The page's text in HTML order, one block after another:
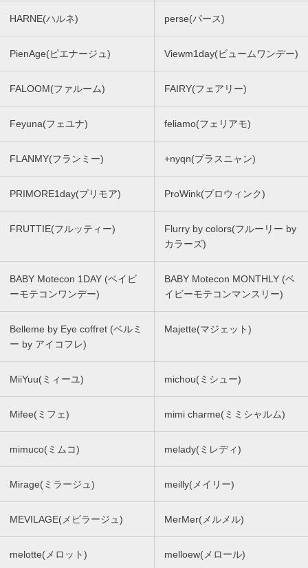
HARNE(ハルネ) perse(パース)
PienAge(ピエナージュ) Viewm1day(ビュームワンデー)
FALOOM(ファルーム) FAIRY(フェアリー)
Feyuna(フェユナ) feliamo(フェリアモ)
FLANMY(フランミー) +nyqn(プラスニャン)
PRIMORE1day(プリモア) ProWink(プロウィンク)
FRUTTIE(フルッティー)
Flurry by colors(フルーリー by
カラーズ)
BABY Motecon 1DAY (ベイビ
ーモテコンワンデー)
BABY Motecon MONTHLY (ベ
イビーモテコンマンスリー)
Belleme by Eye coffret (ベルミ
ー by アイコフレ)
Majette(マジェット)
MiiYuu(ミィーユ) michou(ミシュー)
Mifee(ミフェ) mimi charme(ミミシャルム)
mimuco(ミムコ) melady(ミレディ)
Mirage(ミラージュ) meilly(メイリー)
MEVILAGE(メビラージュ) MerMer(メルメル)
melotte(メロット) melloew(メロール)